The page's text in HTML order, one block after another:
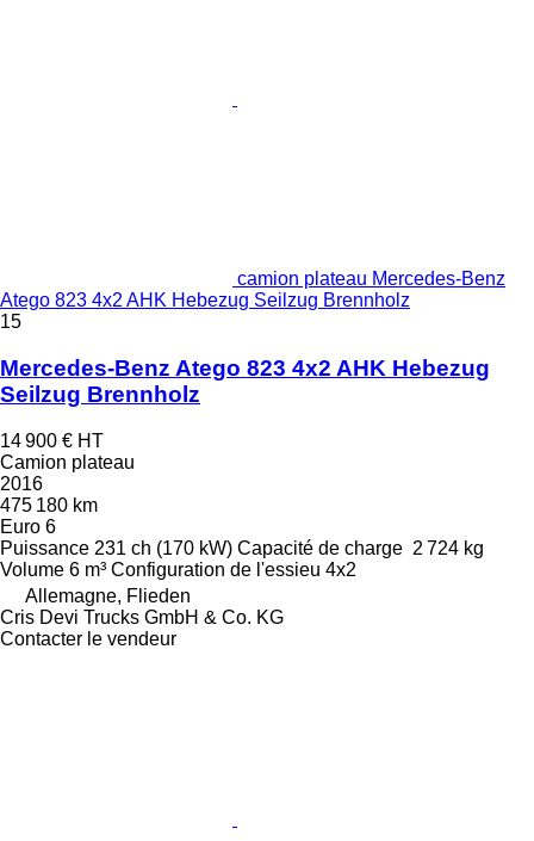
camion plateau Mercedes-Benz
Atego 823 4x2 AHK Hebezug Seilzug Brennholz
15
Mercedes-Benz Atego 823 4x2 AHK Hebezug
Seilzug Brennholz
14 900 € HT
Camion plateau
2016
475 180 km
Euro 6
Puissance 231 ch (170 kW) Capacité de charge 2 724 kg
Volume 6 m³ Configuration de l'essieu 4x2
Allemagne, Flieden
Cris Devi Trucks GmbH & Co. KG
Contacter le vendeur